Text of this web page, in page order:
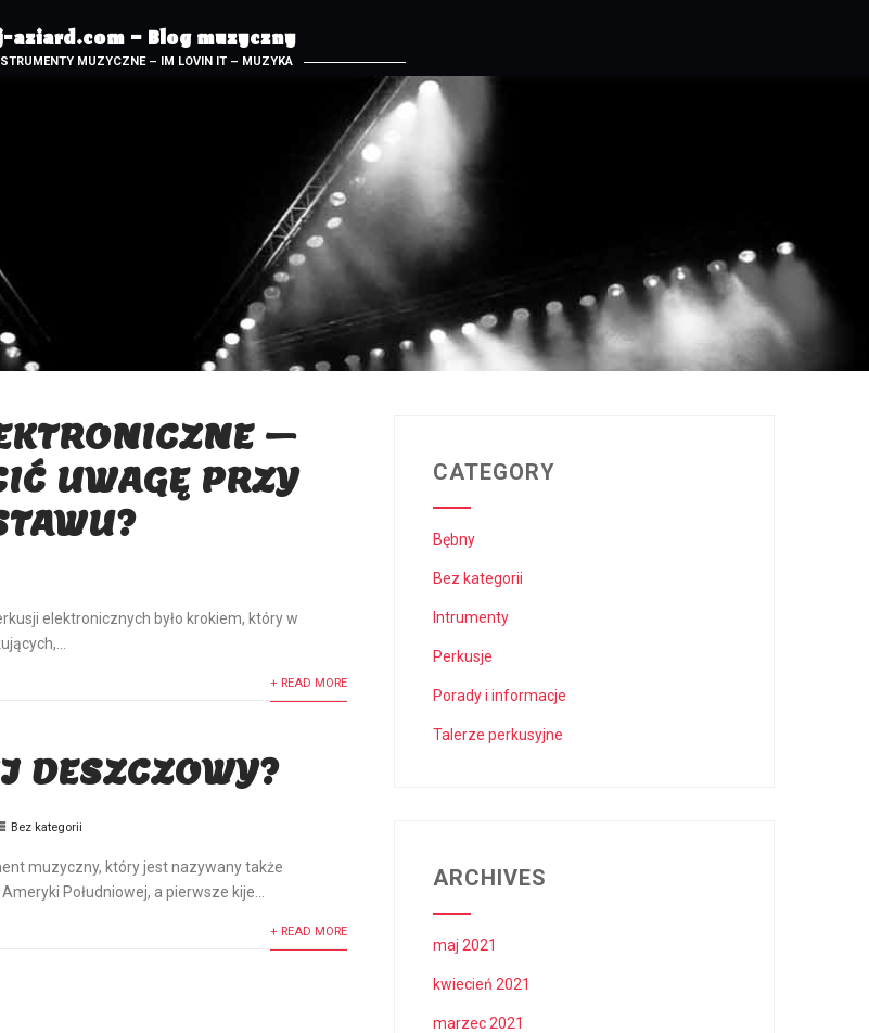
aziard.com – Blog muzyczny
MUZYCZNE – IM LOVIN IT – MUZYKA
–
UWAGĘ PRZY
elektronicznych było krokiem, który w
+ READ MORE
DESZCZOWY?
Bez kategorii
muzyczny, który jest nazywany także
Południowej, a pierwsze kije...
+ READ MORE
CATEGORY
Bębny
Bez kategorii
Intrumenty
Perkusje
Porady i informacje
Talerze perkusyjne
ARCHIVES
maj 2021
kwiecień 2021
marzec 2021